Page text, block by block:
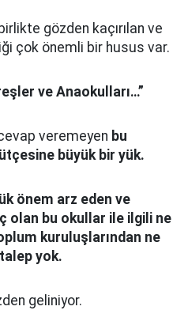
gözden kaçırılan ve
çok önemli bir husus var.
ve Anaokulları…”
cevap veremeyen bu
büyük bir yük.
önem arz eden ve
olan bu okullar ile ilgili ne
kuruluşlarından ne
yok.
geliniyor.